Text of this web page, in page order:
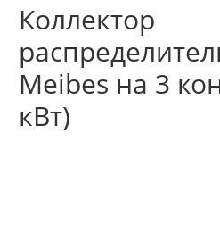
Коллектор
Meibes на 3
кВт)